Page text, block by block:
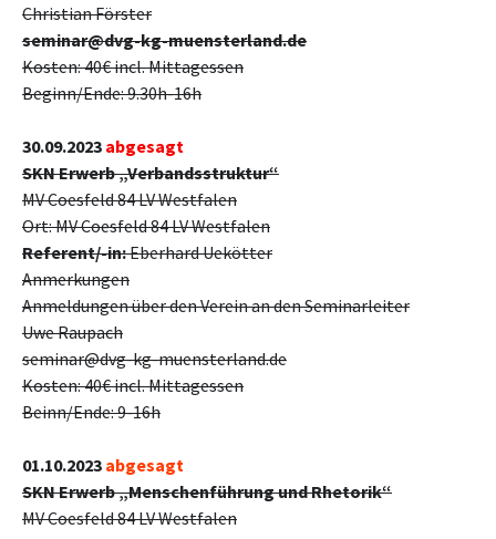
Christian Förster
seminar@dvg-kg-muensterland.de
Kosten: 40€ incl. Mittagessen
Beginn/Ende: 9.30h-16h
30.09.2023 abgesagt
SKN Erwerb „Verbandsstruktur“
MV Coesfeld 84 LV Westfalen
Ort: MV Coesfeld 84 LV Westfalen
Referent/-in:Eberhard Uekötter
Anmerkungen
Anmeldungen über den Verein an den Seminarleiter
Uwe Raupach
seminar@dvg-kg-muensterland.de
Kosten: 40€ incl. Mittagessen
Beinn/Ende: 9-16h
01.10.2023 abgesagt
SKN Erwerb „Menschenführung und Rhetorik“
MV Coesfeld 84 LV Westfalen